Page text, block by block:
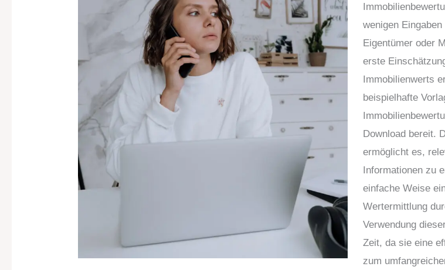
wenigen Eingaben
Eigentümer oder
erste
Immobilienwerts
beispielhafte
Download bereit.
ermöglicht es,
Informationen zu
einfache Weise
Wertermittlung
Verwendung
Zeit, da sie eine
zum